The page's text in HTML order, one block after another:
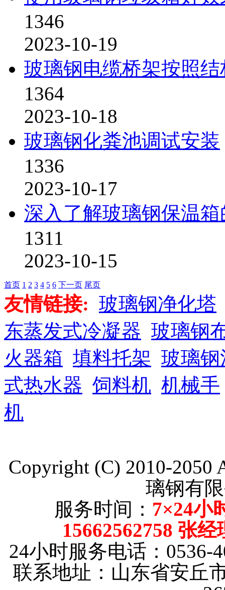
1346
2023-10-19
玻璃钢电缆桥架按照
1364
2023-10-18
玻璃钢化粪池调试安装
1336
2023-10-17
深入了解玻璃钢保温
1311
2023-10-15
首页 1 2 3 4 5 6 下一页 尾页
友情链接: 玻璃钢净化塔
东蒸发式冷凝器 玻璃钢
火器箱 填料托架 玻璃
式热水器 饲料机 机械手
机
Copyright (C) 2010-2050
璃钢有
服务时间： 7×24小
15662562758 张
24小时服务电话：
联系地址：山东省安丘